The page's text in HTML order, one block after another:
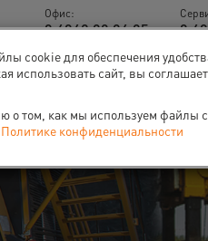
Офис:
8 4842 90 94 95 8
cookie для обеспечения
использовать сайт, вы
о том, как мы используем файлы
Политике конфиденциальности